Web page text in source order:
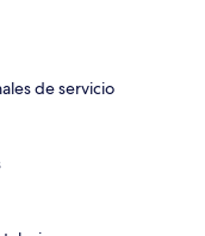
de servicio